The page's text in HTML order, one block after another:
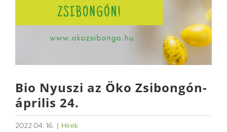
Bio Nyuszi az Öko Zsibongón-
április 24.
2022 04. 16. | Hírek